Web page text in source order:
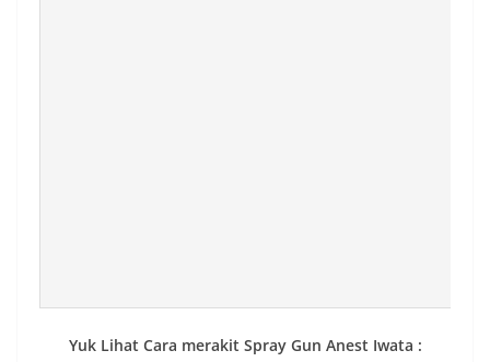
Yuk Lihat Cara merakit Spray Gun Anest Iwata :